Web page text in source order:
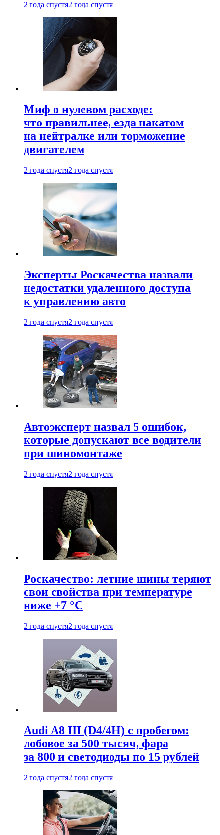
2 года спустя2 года спустя
Миф о нулевом расходе:
что правильнее, езда накатом
на нейтралке или торможение
двигателем
2 года спустя2 года спустя
Эксперты Роскачества назвали
недостатки удаленного доступа
к управлению авто
2 года спустя2 года спустя
Автоэксперт назвал 5 ошибок,
которые допускают все водители
при шиномонтаже
2 года спустя2 года спустя
Роскачество: летние шины теряют
свои свойства при температуре
ниже +7 °C
2 года спустя2 года спустя
Audi A8 III (D4/4H) c пробегом:
лобовое за 500 тысяч, фара
за 800 и светодиоды по 15 рублей
2 года спустя2 года спустя